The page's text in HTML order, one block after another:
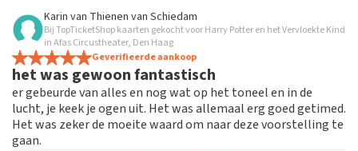
Beoordeling van Eli Tegelaar over
Alles werkt
Alles werkte naar behoren.
Karin van Thienen van Schiedam
Bij TopTicketShop kaarten gekocht voor Harry Potter en het Vervloekte Kind
in Afas Circustheater, Den Haag
Geverifieerde aankoop
het was gewoon fantastisch
er gebeurde van alles en nog wat op het toneel en in de
lucht, je keek je ogen uit. Het was allemaal erg goed getimed.
Het was zeker de moeite waard om naar deze voorstelling te
gaan.